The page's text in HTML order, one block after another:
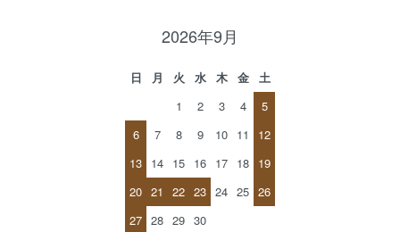
2026年9月
日 月 火 水 木 金
土
1
2 3 4
5
6
7 8 9 10 11
12
13 14 15 16 17 18 19
20 21 22 23 24 25 26
27 28 29 30